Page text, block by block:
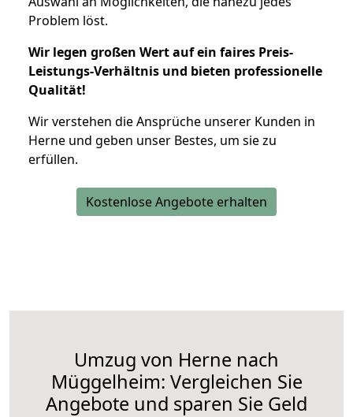
Problem löst.
Wir legen großen Wert auf ein faires Preis-
Leistungs-Verhältnis und bieten professionelle
Qualität!
Wir verstehen die Ansprüche unserer Kunden in
Herne und geben unser Bestes, um sie zu
erfüllen.
Kostenlose Angebote erhalten
Umzug von Herne nach
Müggelheim: Vergleichen Sie
Angebote und sparen Sie Geld